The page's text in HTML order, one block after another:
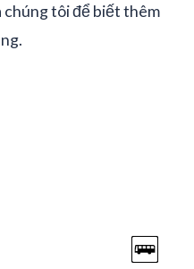
chúng tôi để biết thêm